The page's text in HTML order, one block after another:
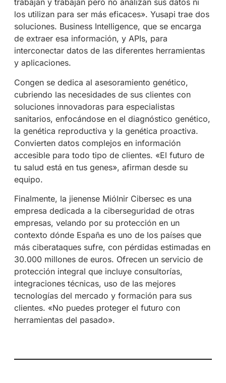
trabajan y trabajan pero no analizan sus datos ni
los utilizan para ser más eficaces». Yusapi trae dos
soluciones. Business Intelligence, que se encarga
de extraer esa información, y APIs, para
interconectar datos de las diferentes herramientas
y aplicaciones.
Congen se dedica al asesoramiento genético,
cubriendo las necesidades de sus clientes con
soluciones innovadoras para especialistas
sanitarios, enfocándose en el diagnóstico genético,
la genética reproductiva y la genética proactiva.
Convierten datos complejos en información
accesible para todo tipo de clientes. «El futuro de
tu salud está en tus genes», afirman desde su
equipo.
Finalmente, la jienense Miólnir Cibersec es una
empresa dedicada a la ciberseguridad de otras
empresas, velando por su protección en un
contexto dónde España es uno de los países que
más ciberataques sufre, con pérdidas estimadas en
30.000 millones de euros. Ofrecen un servicio de
protección integral que incluye consultorías,
integraciones técnicas, uso de las mejores
tecnologías del mercado y formación para sus
clientes. «No puedes proteger el futuro con
herramientas del pasado».